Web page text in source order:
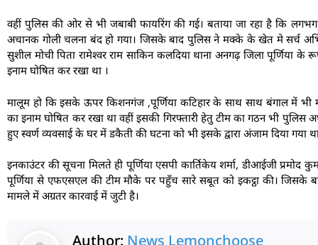
वहीं पुलिस की ओर से भी जबाबी फायरिंग की गई। बताया जा रहा है कि
अचानक गोली चलना बंद हो गया। जिसके बाद पुलिस ने मक्के के खेत मे सर्च
सुशील मोची पिता रामेश्वर राम साकिन कलदिया थाना अनगढ़ जिला
इनाम घोषित कर रखा था ।
मालूम हो कि इसके ऊपर किशनगंज ,पूर्णिया कटिहार के साथ साथ बंगाल में
का इनाम घोषित कर रखा था वहीं इसकी गिरफ्तारी हेतु टीम का गठन भी पुलिस
हुए स्वर्ण व्यवसाई के घर में डकैती की घटना को भी इसके द्वारा अंजाम दिया गया
इनकाउंटर की सूचना मिलते ही पूर्णिया एसपी कार्तिकेय शर्मा, डीआईजी
पूर्णिया से एफएसएल की टीम मौके पर पहुँच सारे सबूत को इकट्ठा की। जिसके
मामले में अग्रतर कारवाई में जुटी है।
Author: News Lemonchoose